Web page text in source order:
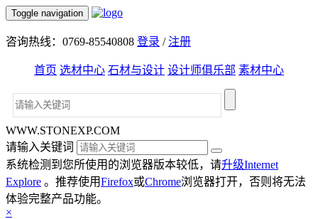
Toggle navigation
咨询热线：0769-85540808 登录 /注册
首页 选材中心 石材与设计 设计师俱乐部 素材中心
WWW.STONEXP.COM
请输入关键词
系统检测到您所使用的浏览器版本较低，请升级Internet
Explore 。推荐使用Firefox或Chrome浏览器打开，否则将无法
体验完整产品功能。
×